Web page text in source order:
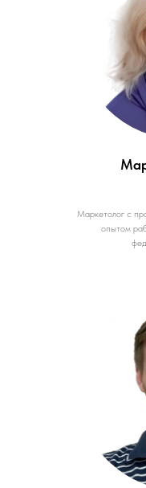
Маркетолог с
опытом